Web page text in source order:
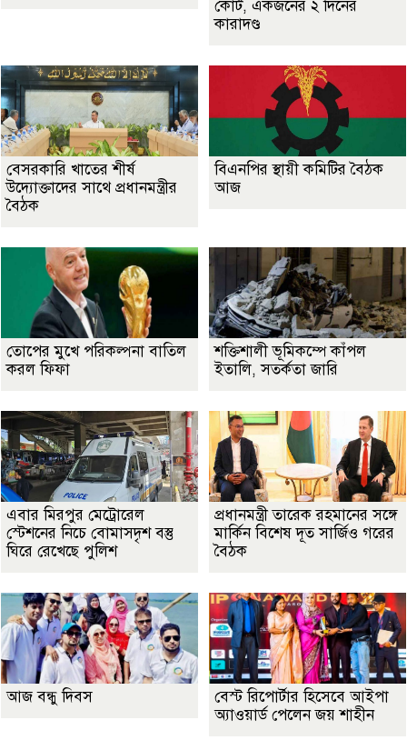
কোর্ট, একজনের ২ দিনের
কারাদণ্ড
বেসরকারি খাতের শীর্ষ
উদ্যোক্তাদের সাথে প্রধানমন্ত্রীর
বৈঠক
বিএনপির স্থায়ী কমিটির বৈঠক
আজ
তোপের মুখে পরিকল্পনা বাতিল
করল ফিফা
শক্তিশালী ভূমিকম্পে কাঁপল
ইতালি, সতর্কতা জারি
এবার মিরপুর মেট্রোরেল
স্টেশনের নিচে বোমাসদৃশ বস্তু
ঘিরে রেখেছে পুলিশ
প্রধানমন্ত্রী তারেক রহমানের সঙ্গে
মার্কিন বিশেষ দূত সার্জিও গরের
বৈঠক
আজ বন্ধু দিবস
বেস্ট রিপোর্টার হিসেবে আইপা
অ্যাওয়ার্ড পেলেন জয় শাহীন